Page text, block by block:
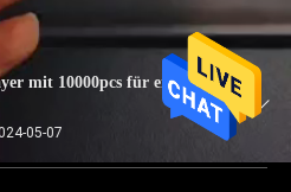
mit 10000pcs für einfache
05-07